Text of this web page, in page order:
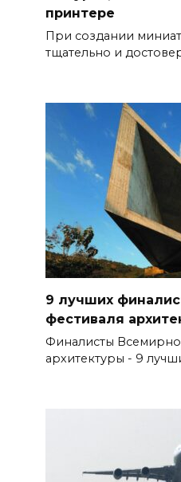
принтере
При создании
тщательно и
9 лучших
фестиваля
Финалисты
архитектуры - 9